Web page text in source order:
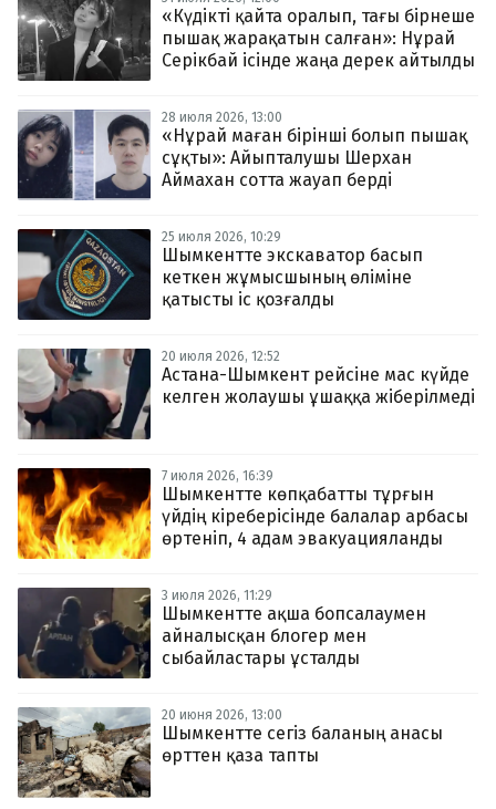
«Күдікті қайта оралып, тағы бірнеше
пышақ жарақатын салған»: Нұрай
Серікбай ісінде жаңа дерек айтылды
28 июля 2026, 13:00
«Нұрай маған бірінші болып пышақ
сұқты»: Айыпталушы Шерхан
Аймахан сотта жауап берді
25 июля 2026, 10:29
Шымкентте экскаватор басып
кеткен жұмысшының өліміне
қатысты іс қозғалды
20 июля 2026, 12:52
Астана-Шымкент рейсіне мас күйде
келген жолаушы ұшаққа жіберілмеді
7 июля 2026, 16:39
Шымкентте көпқабатты тұрғын
үйдің кіреберісінде балалар арбасы
өртеніп, 4 адам эвакуацияланды
3 июля 2026, 11:29
Шымкентте ақша бопсалаумен
айналысқан блогер мен
сыбайластары ұсталды
20 июня 2026, 13:00
Шымкентте сегіз баланың анасы
өрттен қаза тапты